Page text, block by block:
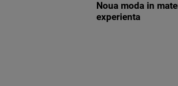
Noua moda in
experienta